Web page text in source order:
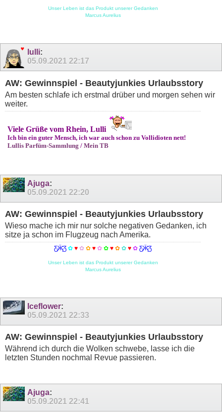
Unser Leben ist das Produkt unserer Gedanken
Marcus Aurelius
lulli:
05.09.2021 22:17
AW: Gewinnspiel - Beautyjunkies Urlaubsstory
Am besten schlafe ich erstmal drüber und morgen sehen wir
weiter.
Viele Grüße vom Rhein, Lulli
Ich bin ein guter Mensch, ich war auch schon zu Vollidioten nett!
Lullis Parfüm-Sammlung / Mein TB
Ajuga:
05.09.2021 22:20
AW: Gewinnspiel - Beautyjunkies Urlaubsstory
Wieso mache ich mir nur solche negativen Gedanken, ich
sitze ja schon im Flugzeug nach Amerika.
Ƹ̵̡Ӝ̵̨̄Ʒ ✿♥✿ ✿ ♥✿✿♥✿✿♥✿Ƹ̵̡Ӝ̵̨̄Ʒ
Unser Leben ist das Produkt unserer Gedanken
Marcus Aurelius
Iceflower:
05.09.2021 22:33
AW: Gewinnspiel - Beautyjunkies Urlaubsstory
Während ich durch die Wolken schwebe, lasse ich die
letzten Stunden nochmal Revue passieren.
Ajuga:
05.09.2021 22:41